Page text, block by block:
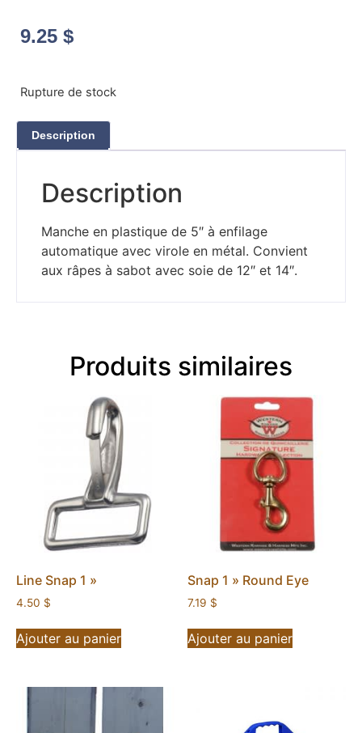
9.25 $
Rupture de stock
Description
Description
Manche en plastique de 5″ à enfilage
automatique avec virole en métal. Convient
aux râpes à sabot avec soie de 12″ et 14″.
Produits similaires
Line Snap 1 »
4.50 $
Ajouter au panier
Snap 1 » Round Eye
7.19 $
Ajouter au panier